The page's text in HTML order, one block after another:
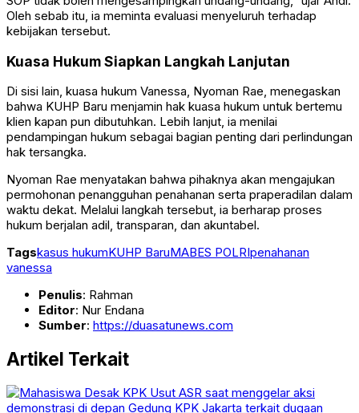
Oleh sebab itu, ia meminta evaluasi menyeluruh terhadap
kebijakan tersebut.
Kuasa Hukum Siapkan Langkah Lanjutan
Di sisi lain, kuasa hukum Vanessa, Nyoman Rae, menegaskan
bahwa KUHP Baru menjamin hak kuasa hukum untuk bertemu
klien kapan pun dibutuhkan. Lebih lanjut, ia menilai
pendampingan hukum sebagai bagian penting dari perlindungan
hak tersangka.
Nyoman Rae menyatakan bahwa pihaknya akan mengajukan
permohonan penangguhan penahanan serta praperadilan dalam
waktu dekat. Melalui langkah tersebut, ia berharap proses
hukum berjalan adil, transparan, dan akuntabel.
Tagskasus hukumKUHP BaruMABES POLRIpenahanan
vanessa
Penulis: Rahman
Editor: Nur Endana
Sumber: https://duasatunews.com
Artikel Terkait